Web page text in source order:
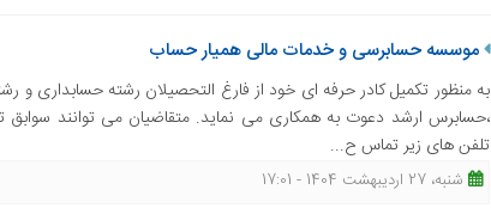
موسسه حسابرسی و خدمات مالی همیار حساب
به منظور تکمیل کادر حرفه ای خود از فارغ التحصیلان رشته حسابداری
،حسابرس ارشد دعوت به همکاری می نماید. متقاضیان می توانند سوابق
تلفن های زیر تماس ح...
شنبه، 27 اردیبهشت 1404 - 17:01